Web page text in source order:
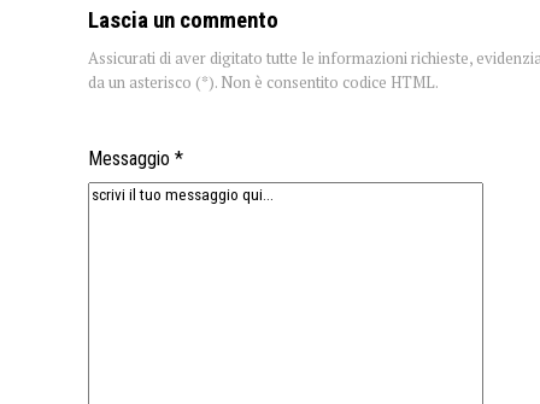
Lascia un commento
Assicurati di aver digitato tutte le informazioni richieste,
da un asterisco (*). Non è consentito codice HTML.
Messaggio *